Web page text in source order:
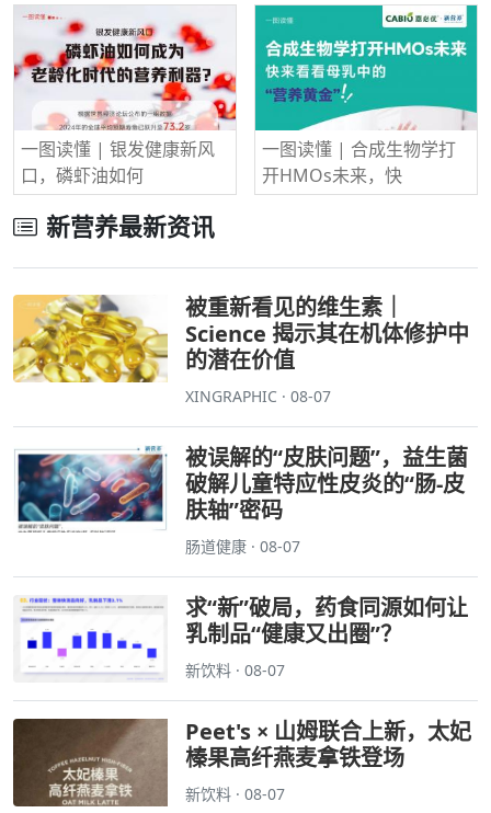
一图读懂 | 银发健康新风
口，磷虾油如何
一图读懂 | 合成生物学打
开HMOs未来，快
新营养最新资讯
被重新看见的维生素｜
Science 揭示其在机体修护中
的潜在价值
XINGRAPHIC · 08-07
被误解的“皮肤问题”，益生菌
破解儿童特应性皮炎的“肠-皮
肤轴”密码
肠道健康 · 08-07
求“新”破局，药食同源如何让
乳制品“健康又出圈”？
新饮料 · 08-07
Peet's × 山姆联合上新，太妃
榛果高纤燕麦拿铁登场
新饮料 · 08-07